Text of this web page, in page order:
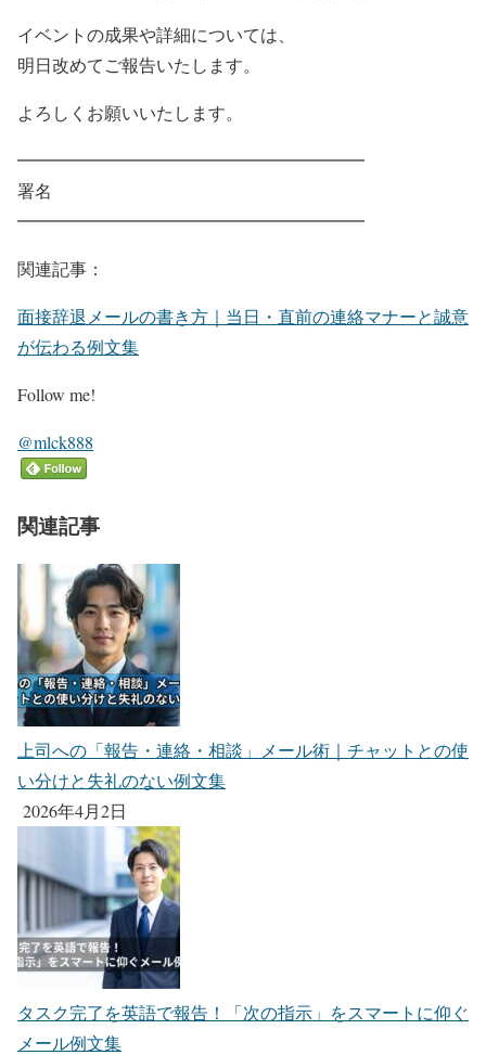
イベントの成果や詳細については、
明日改めてご報告いたします。
よろしくお願いいたします。
━━━━━━━━━━━━━━━━━━━━
署名
━━━━━━━━━━━━━━━━━━━━
関連記事：
面接辞退メールの書き方｜当日・直前の連絡マナーと誠意
が伝わる例文集
Follow me!
@mlck888
関連記事
上司への「報告・連絡・相談」メール術｜チャットとの使
い分けと失礼のない例文集
2026年4月2日
タスク完了を英語で報告！「次の指示」をスマートに仰ぐ
メール例文集